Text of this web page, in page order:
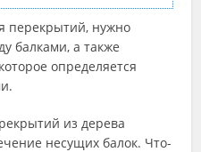
перекрытий, нужно
балками, а также
определяется
из дерева
несущих балок. Что-